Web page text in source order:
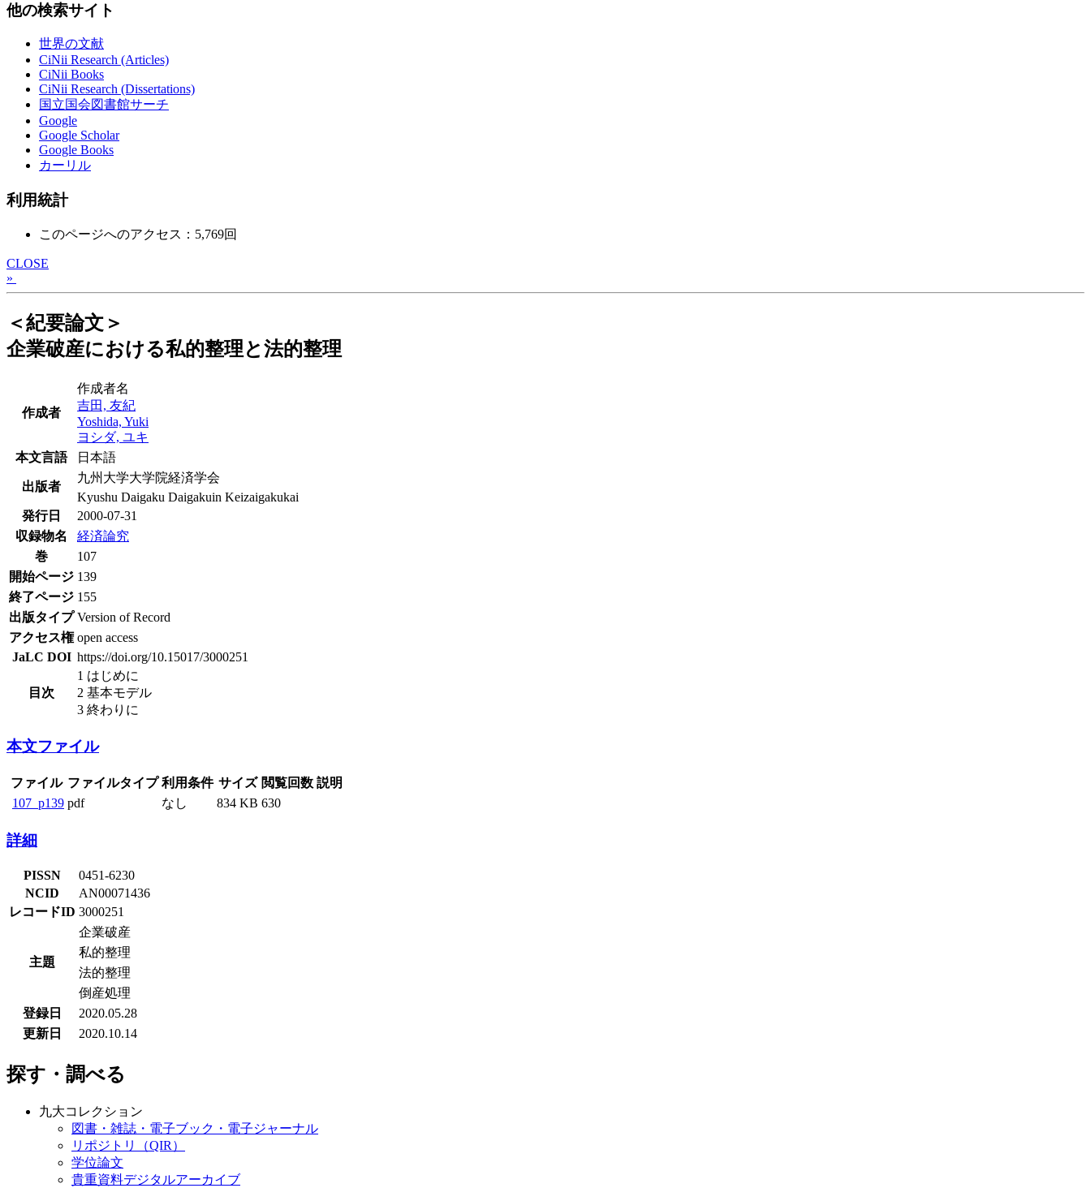
他の検索サイト
世界の文献
CiNii Research (Articles)
CiNii Books
CiNii Research (Dissertations)
国立国会図書館サーチ
Google
Google Scholar
Google Books
カーリル
利用統計
このページへのアクセス：5,769回
CLOSE
»
＜紀要論文＞
企業破産における私的整理と法的整理
作成者
作成者名
吉田, 友紀
Yoshida, Yuki
ヨシダ, ユキ
本文言語
日本語
出版者
九州大学大学院経済学会
Kyushu Daigaku Daigakuin Keizaigakukai
発行日
2000-07-31
収録物名
経済論究
巻
107
開始ページ 139
終了ページ 155
出版タイプ Version of Record
アクセス権 open access
JaLC DOI https://doi.org/10.15017/3000251
目次
1 はじめに
2 基本モデル
3 終わりに
本文ファイル
ファイル ファイルタイプ 利用条件 サイズ 閲覧回数 説明
107_p139 pdf なし 834 KB 630
詳細
PISSN
0451-6230
NCID
AN00071436
レコードID 3000251
主題
企業破産
私的整理
法的整理
倒産処理
登録日
2020.05.28
更新日
2020.10.14
探す・調べる
九大コレクション
図書・雑誌・電子ブック・電子ジャーナル
リポジトリ（QIR）
学位論文
貴重資料デジタルアーカイブ